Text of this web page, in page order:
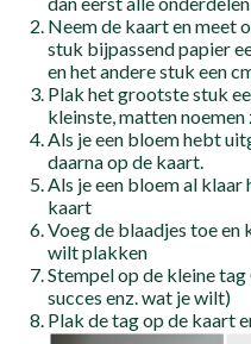
Neem de kaart en meet
stuk bijpassend papier
en het andere stuk een
Plak het grootste stuk
kleinste, matten noemen
Als je een bloem hebt
daarna op de kaart.
Als je een bloem al
kaart
Voeg de blaadjes toe
wilt plakken
Stempel op de kleine
succes enz. wat je wilt)
Plak de tag op de kaart